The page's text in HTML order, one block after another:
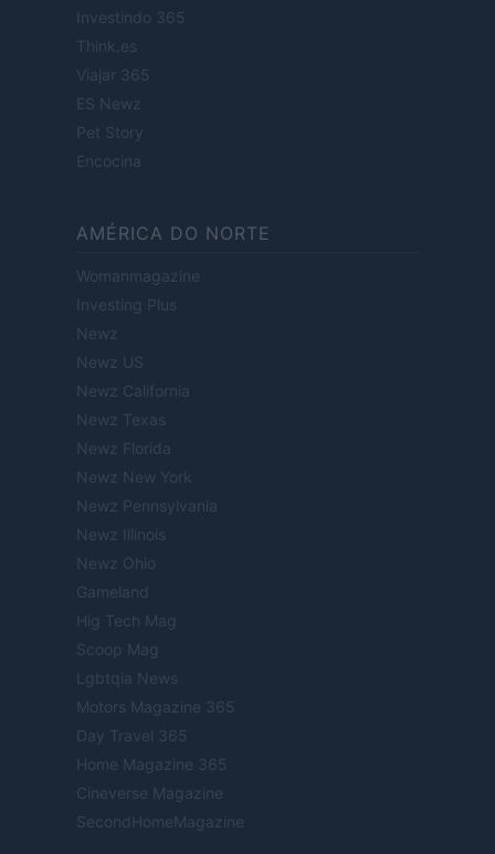
Investindo 365
Think.es
Viajar 365
ES Newz
Pet Story
Encocina
AMÉRICA DO NORTE
Womanmagazine
Investing Plus
Newz
Newz US
Newz California
Newz Texas
Newz Florida
Newz New York
Newz Pennsylvania
Newz Illinois
Newz Ohio
Gameland
Hig Tech Mag
Scoop Mag
Lgbtqia News
Motors Magazine 365
Day Travel 365
Home Magazine 365
Cineverse Magazine
SecondHomeMagazine